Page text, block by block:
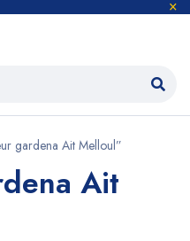
gardena Ait Melloul”
Ait